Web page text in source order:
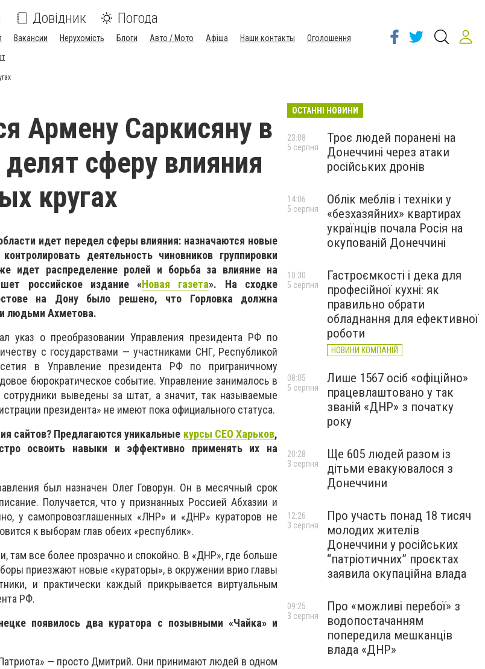
Довідник Погода
Вакансии Нерухомість Блоги Авто / Мото Афіша Наши контакты
Оголошення
Армену Саркисяну в
сферу влияния
кругах
идет передел сферы влияния: назначаются новые
деятельность чиновников группировки
идет распределение ролей и борьба за влияние на
российское издание «Новая газета». На сходке
на Дону было решено, что Горловка должна
людьми Ахметова.
указ о преобразовании Управления президента РФ по
с государствами — участниками СНГ, Республикой
в Управление президента РФ по приграничному
бюрократическое событие. Управление занималось в
выведены за штат, а значит, так называемые
президента» не имеют пока официального статуса.
сайтов? Предлагаются уникальные курсы СЕО Харьков,
освоить навыки и эффективно применять их на
был назначен Олег Говорун. Он в месячный срок
Получается, что у признанных Россией Абхазии и
у самопровозглашенных «ЛНР» и «ДНР» кураторов не
к выборам глав обеих «республик».
там все более прозрачно и спокойно. В «ДНР», где больше
приезжают новые «кураторы», в окружении врио главы
и практически каждый прикрывается виртуальным
РФ.
появилось два куратора с позывными «Чайка» и
— просто Дмитрий. Они принимают людей в одном
ОСТАННІ НОВИНИ
Троє людей поранені на
Донеччині через атаки
російських дронів
23:08
5 серпня
Облік меблів і техніки у
«безхазяйних» квартирах
українців почала Росія на
окупованій Донеччині
14:06
5 серпня
Гастроємкості і дека для
професійної кухні: як
правильно обрати
обладнання для ефективної
роботи
НОВИНИ КОМПАНІЙ
10:30
5 серпня
Лише 1567 осіб «офіційно»
працевлаштовано у так
званій «ДНР» з початку
року
08:05
5 серпня
Ще 605 людей разом із
дітьми евакуювалося з
Донеччини
20:28
3 серпня
Про участь понад 18 тисяч
молодих жителів
Донеччини у російських
“патріотичних” проєктах
заявила окупаційна влада
12:26
3 серпня
Про «можливі перебої» з
водопостачанням
попередила мешканців
влада «ДНР»
09:25
3 серпня